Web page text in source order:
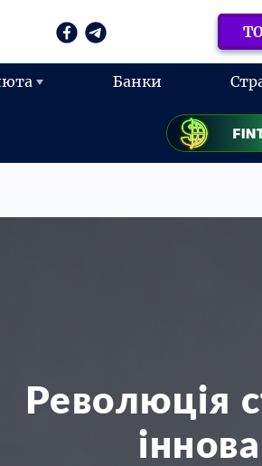
Банки
Революція